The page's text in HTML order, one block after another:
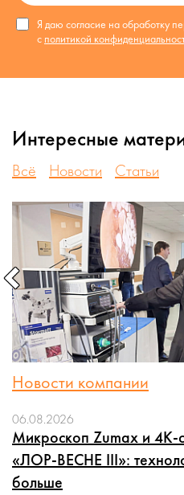
Я даю согласие на обработку
с политикой
Интересные
Всё Новости Статьи
Новости компании
06.08.2026
Микроскоп Zumax и 4K-
«ЛОР-ВЕСНЕ III»:
больше